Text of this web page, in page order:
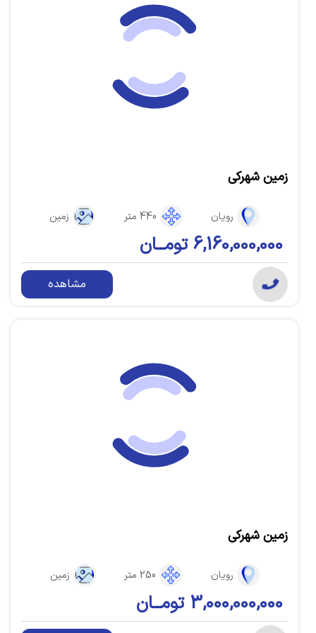
زمین شهرکی
رویان 440 متر زمین
6,160,000,000 تومــان
مشاهده
زمین شهرکی
رویان 250 متر زمین
3,000,000,000 تومــان